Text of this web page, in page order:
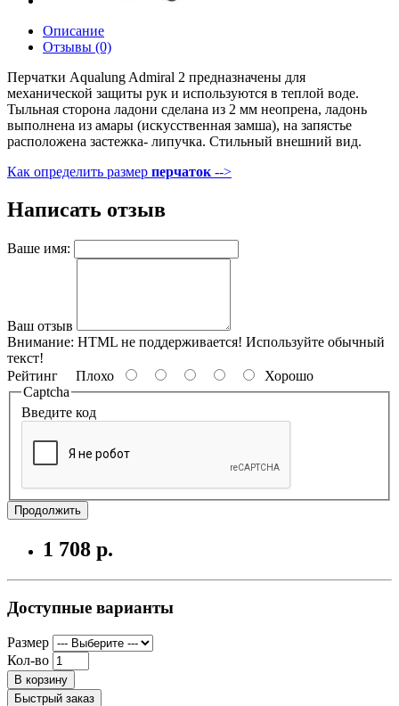
Описание
Отзывы (0)
Перчатки Aqualung Admiral 2 предназначены для
механической защиты рук и используются в теплой воде.
Тыльная сторона ладони сделана из 2 мм неопрена, ладонь
выполнена из амары (искусственная замша), на запястье
расположена застежка- липучка. Стильный внешний вид.
Как определить размер перчаток -->
Написать отзыв
Ваше имя:
Ваш отзыв
Внимание: HTML не поддерживается! Используйте обычный
текст!
Рейтинг Плохо
Хорошо
Captcha
Введите код
Продолжить
1 708 р.
Доступные варианты
Размер
Кол-во
В корзину
Быстрый заказ